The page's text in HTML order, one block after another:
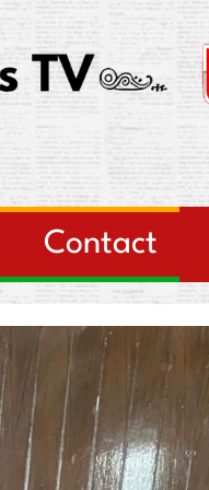
Contact